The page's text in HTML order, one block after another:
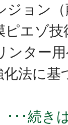
ジョン
エゾ
ンター
法に
･･･続き